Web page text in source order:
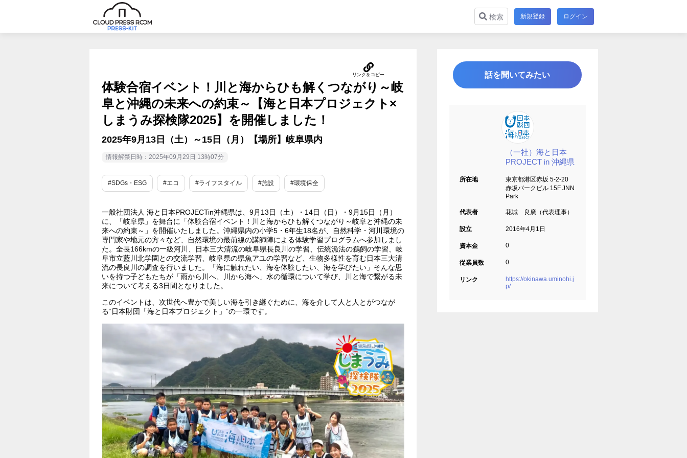
検索 新規登録 ログイン
体験合宿イベント！川と海からひも解くつながり～岐
阜と沖縄の未来への約束～【海と日本プロジェクト×
しまうみ探検隊2025】を開催しました！
2025年9月13日（土）～15日（月）【場所】岐阜県内
情報解禁日時：2025年09月29日 13時07分
#SDGs・ESG #エコ #ライフスタイル #施設 #環境保全
一般社団法人 海と日本PROJECTin沖縄県は、9月13日（土）・14日（日）・9月15日（月）
に、「岐阜県」を舞台に「体験合宿イベント！川と海からひも解くつながり～岐阜と沖縄の未
来への約束～」を開催いたしました。沖縄県内の小学5・6年生18名が、自然科学・河川環境の
専門家や地元の方々など、自然環境の最前線の講師陣による体験学習プログラムへ参加しまし
た。全長166kmの一級河川、日本三大清流の岐阜県長良川の学習、伝統漁法の鵜飼の学習、岐
阜市立藍川北学園との交流学習、岐阜県の県魚アユの学習など、生物多様性を育む日本三大清
流の長良川の調査を行いました。「海に触れたい、海を体験したい、海を学びたい」そんな思
いを持つ子どもたちが「雨から川へ、川から海へ」水の循環について学び、川と海で繋がる未
来について考える3日間となりました。
このイベントは、次世代へ豊かで美しい海を引き継ぐために、海を介して人と人とがつなが
る“日本財団「海と日本プロジェクト」”の一環です。
話を聞いてみたい
（一社）海と日本
PROJECT in 沖縄県
所在地
東京都港区赤坂 5-2-20
赤坂パークビル 15F JNN
Park
代表者 花城 良廣（代表理事）
設立 2016年4月1日
資本金 0
従業員数 0
リンク
https://okinawa.uminohi.j
p/